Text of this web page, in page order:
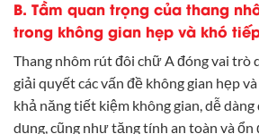
B. Tầm quan trọng của thang
trong không gian hẹp và khó
Thang nhôm rút đôi chữ A đóng vai trò
giải quyết các vấn đề không gian hẹp
khả năng tiết kiệm không gian, dễ
dụng, cũng như tăng tính an toàn và